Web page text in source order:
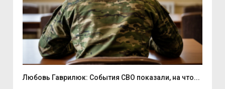
Любовь Гаврилюк: События СВО показали, на что...